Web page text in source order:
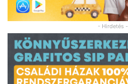
- Hirdetés -